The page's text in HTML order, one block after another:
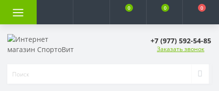
0 0 0
+7 (977) 592-54-85
Заказать звонок